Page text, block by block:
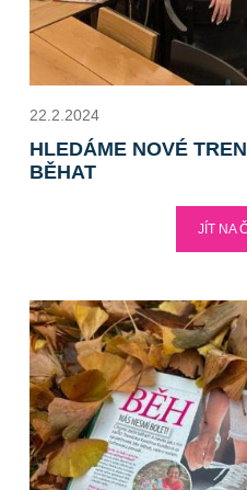
22.2.2024
HLEDÁME NOVÉ
BĚHAT
JÍT NA